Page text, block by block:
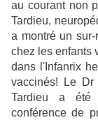
au courant non
Tardieu,
a montré un
chez les enfants
dans l'Infanrix
vaccinés! Le
Tardieu a été
conférence de